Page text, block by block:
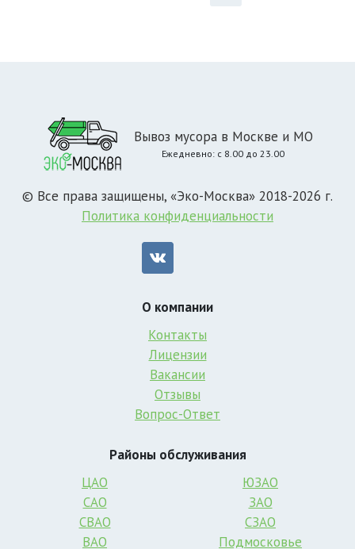
Вывоз мусора в Москве и МО
Ежедневно: с 8.00 до 23.00
© Все права защищены, «Эко-Москва» 2018-2026 г.
Политика конфиденциальности
О компании
Контакты
Лицензии
Вакансии
Отзывы
Вопрос-Ответ
Районы обслуживания
ЦАО
САО
СВАО
ВАО
ЮЗАО
ЗАО
СЗАО
Подмосковье